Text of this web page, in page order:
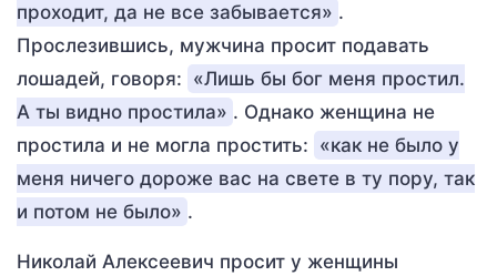
проходит, да не все забывается» .
Прослезившись, мужчина просит подавать
лошадей, говоря: «Лишь бы бог меня простил.
А ты видно простила» . Однако женщина не
простила и не могла простить: «как не было у
меня ничего дороже вас на свете в ту пору, так
и потом не было» .
Николай Алексеевич просит у женщины